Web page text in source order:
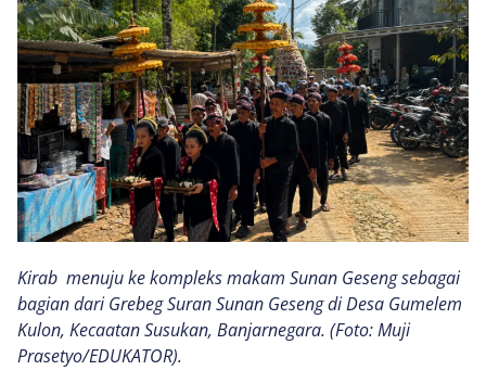
Kirab menuju ke kompleks makam Sunan Geseng sebagai
bagian dari Grebeg Suran Sunan Geseng di Desa Gumelem
Kulon, Kecaatan Susukan, Banjarnegara. (Foto: Muji
Prasetyo/EDUKATOR).